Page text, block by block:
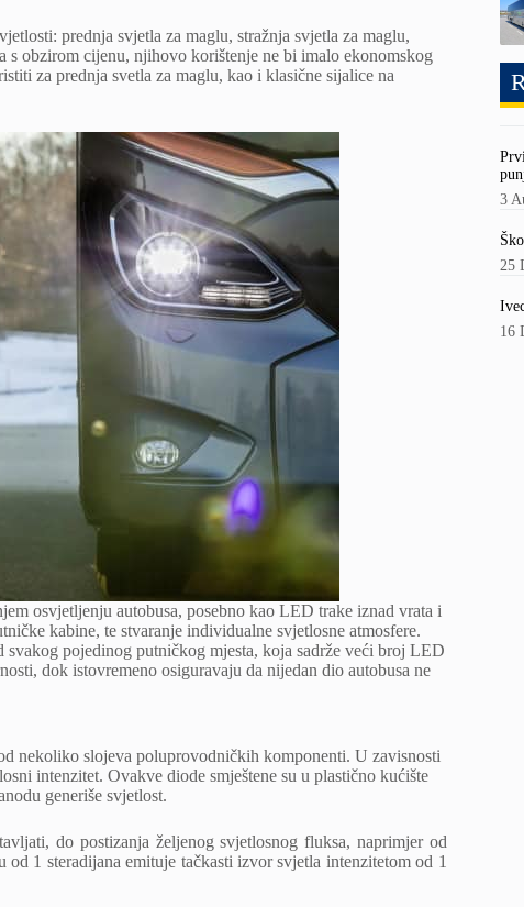
prednja svjetla za maglu, stražnja svjetla za maglu,
obzirom cijenu, njihovo korištenje ne bi imalo ekonomskog
za prednja svetla za maglu, kao i klasične sijalice na
osvjetljenju autobusa, posebno kao LED trake iznad vrata i
kabine, te stvaranje individualne svjetlosne atmosfere.
svakog pojedinog putničkog mjesta, koja sadrže veći broj LED
dok istovremeno osiguravaju da nijedan dio autobusa ne
nekoliko slojeva poluprovodničkih komponenti. U zavisnosti
intenzitet. Ovakve diode smještene su u plastično kućište
generiše svjetlost.
do postizanja željenog svjetlosnog fluksa, naprimjer od
1 steradijana emituje tačkasti izvor svjetla intenzitetom od 1
3
25
16